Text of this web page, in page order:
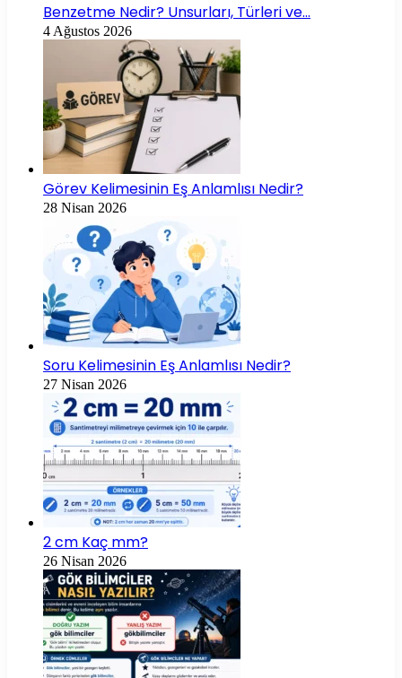
Benzetme Nedir? Unsurları, Türleri ve…
4 Ağustos 2026
Görev Kelimesinin Eş Anlamlısı Nedir?
28 Nisan 2026
Soru Kelimesinin Eş Anlamlısı Nedir?
27 Nisan 2026
2 cm Kaç mm?
26 Nisan 2026